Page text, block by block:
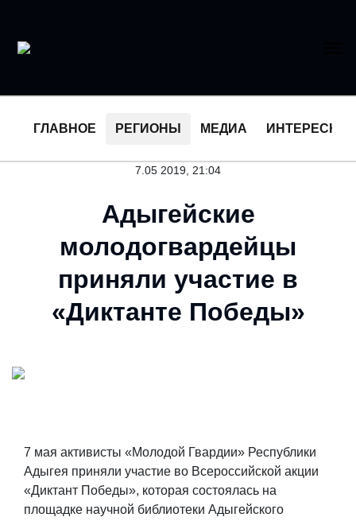
ГЛАВНОЕ РЕГИОНЫ МЕДИА ИНТЕРЕСНОЕ
7.05 2019, 21:04
Адыгейские
молодогвардейцы
приняли участие в
«Диктанте Победы»
7 мая активисты «Молодой Гвардии» Республики
Адыгея приняли участие во Всероссийской акции
«Диктант Победы», которая состоялась на
площадке научной библиотеки Адыгейского